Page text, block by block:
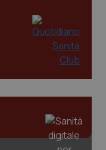
.quotidianosanita.it